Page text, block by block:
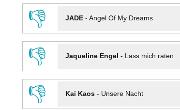
👎
JADE- Angel Of My Dreams
👎
Jaqueline Engel - Lass mich raten
👎
Kai Kaos- Unsere Nacht